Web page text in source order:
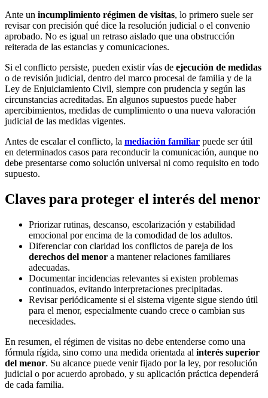
Ante un incumplimiento régimen de visitas, lo primero suele ser
revisar con precisión qué dice la resolución judicial o el convenio
aprobado. No es igual un retraso aislado que una obstrucción
reiterada de las estancias y comunicaciones.
Si el conflicto persiste, pueden existir vías de ejecución de medidas
o de revisión judicial, dentro del marco procesal de familia y de la
Ley de Enjuiciamiento Civil, siempre con prudencia y según las
circunstancias acreditadas. En algunos supuestos puede haber
apercibimientos, medidas de cumplimiento o una nueva valoración
judicial de las medidas vigentes.
Antes de escalar el conflicto, la mediación familiar puede ser útil
en determinados casos para reconducir la comunicación, aunque no
debe presentarse como solución universal ni como requisito en todo
supuesto.
Claves para proteger el interés del menor
Priorizar rutinas, descanso, escolarización y estabilidad
emocional por encima de la comodidad de los adultos.
Diferenciar con claridad los conflictos de pareja de los
derechos del menor a mantener relaciones familiares
adecuadas.
Documentar incidencias relevantes si existen problemas
continuados, evitando interpretaciones precipitadas.
Revisar periódicamente si el sistema vigente sigue siendo útil
para el menor, especialmente cuando crece o cambian sus
necesidades.
En resumen, el régimen de visitas no debe entenderse como una
fórmula rígida, sino como una medida orientada al interés superior
del menor. Su alcance puede venir fijado por la ley, por resolución
judicial o por acuerdo aprobado, y su aplicación práctica dependerá
de cada familia.